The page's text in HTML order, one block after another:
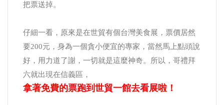
把票送掉。
仔細一看，原來是在世貿有個台灣美食展，票價居然
要200元，身為一個貪小便宜的專家，當然馬上點頭說
好，用力道了謝，一切就是這麼神奇。所以，哥禮拜
六就出現在信義區，
拿著免費的票跑到世貿一館去看展啦！